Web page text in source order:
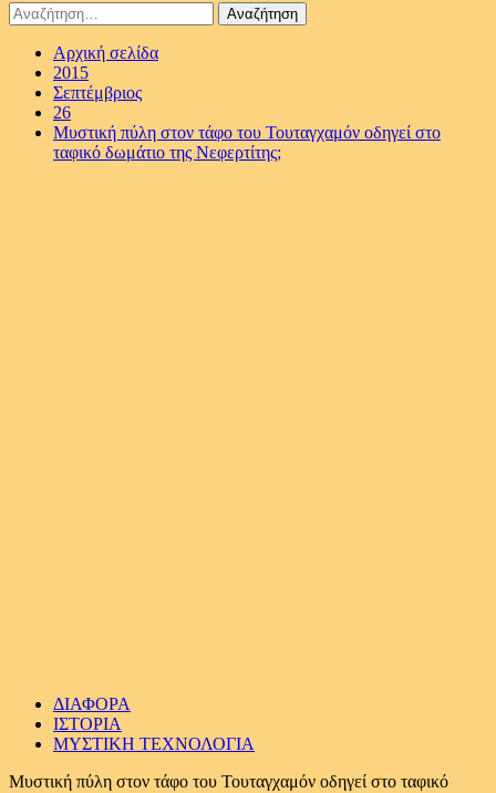
Αναζήτηση
για:
Αρχική σελίδα
2015
Σεπτέμβριος
26
Μυστική πύλη στον τάφο του Τουταγχαμόν οδηγεί στο
ταφικό δωμάτιο της Νεφερτίτης;
ΔΙΑΦΟΡΑ
ΙΣΤΟΡΙΑ
ΜΥΣΤΙΚΗ ΤΕΧΝΟΛΟΓΙΑ
Μυστική πύλη στον τάφο του Τουταγχαμόν οδηγεί στο ταφικό